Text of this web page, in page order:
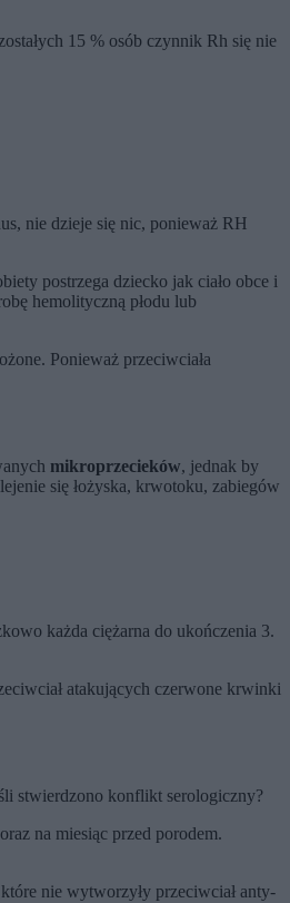
15 % osób czynnik Rh się nie
nie dzieje się nic, ponieważ RH
postrzega dziecko jak ciało obce i
hemolityczną płodu lub
Ponieważ przeciwciała
mikroprzecieków, jednak by
się łożyska, krwotoku, zabiegów
każda ciężarna do ukończenia 3.
atakujących czerwone krwinki
stwierdzono konflikt serologiczny?
na miesiąc przed porodem.
nie wytworzyły przeciwciał anty-